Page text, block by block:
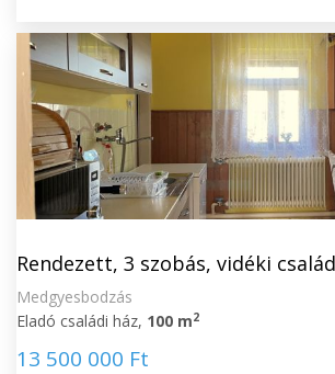
Rendezett, 3 szobás, vidéki
Medgyesbodzás
Eladó családi ház, 100 m2
13 500 000 Ft